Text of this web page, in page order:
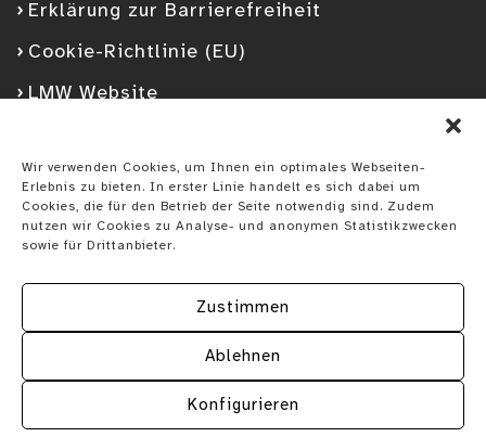
Wir verwenden Cookies, um Ihnen ein optimales Webseiten-
Erlebnis zu bieten. In erster Linie handelt es sich dabei um
Cookies, die für den Betrieb der Seite notwendig sind. Zudem
nutzen wir Cookies zu Analyse- und anonymen Statistikzwecken
sowie für Drittanbieter.
Zustimmen
Ablehnen
Konfigurieren
Erklärung zur Barrierefreiheit
Cookie-Richtlinie (EU)
LMW Website
FacebookGoogleplusYouTubeInstagramSpotify